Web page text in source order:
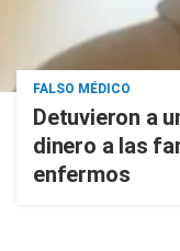
FALSO MÉDICO
Detuvieron a
dinero a las
enfermos